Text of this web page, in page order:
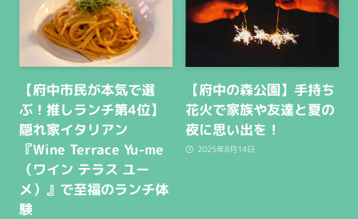
【府中市民が本気で選
ぶ！推しランチ第4位】
隠れ家イタリアン
『Wine Terrace Yu-me
（ワイン テラス ユー
メ）』で至福のランチ体
験
【府中の森公園】手持ち
花火で家族や友達と夏の
夜に思い出を！
2025年8月14日